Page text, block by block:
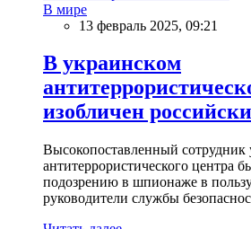
В мире
13 февраль 2025, 09:21
В украинском
изобличен
Высокопоставленный сотрудник
антитеррористического центра
подозрению в шпионаже в
руководители службы